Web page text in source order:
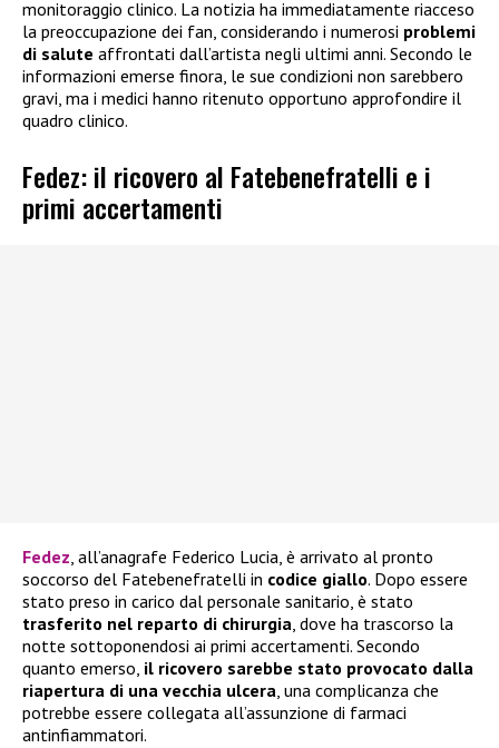
monitoraggio clinico. La notizia ha immediatamente riacceso
la preoccupazione dei fan, considerando i numerosi problemi
di salute affrontati dall’artista negli ultimi anni. Secondo le
informazioni emerse finora, le sue condizioni non sarebbero
gravi, ma i medici hanno ritenuto opportuno approfondire il
quadro clinico.
Fedez: il ricovero al Fatebenefratelli e i
primi accertamenti
Fedez , all’anagrafe Federico Lucia, è arrivato al pronto
soccorso del Fatebenefratelli in codice giallo. Dopo essere
stato preso in carico dal personale sanitario, è stato
trasferito nel reparto di chirurgia , dove ha trascorso la
notte sottoponendosi ai primi accertamenti. Secondo
quanto emerso, il ricovero sarebbe stato provocato dalla
riapertura di una vecchia ulcera , una complicanza che
potrebbe essere collegata all’assunzione di farmaci
antinfiammatori.